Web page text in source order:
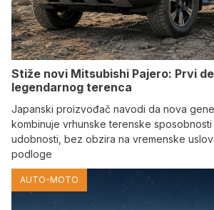
Stiže novi Mitsubishi Pajero: Prvi
legendarnog terenca
Japanski proizvođač navodi da nova
kombinuje vrhunske terenske sposobnosti
udobnosti, bez obzira na vremenske
podloge
AUTO-MOTO